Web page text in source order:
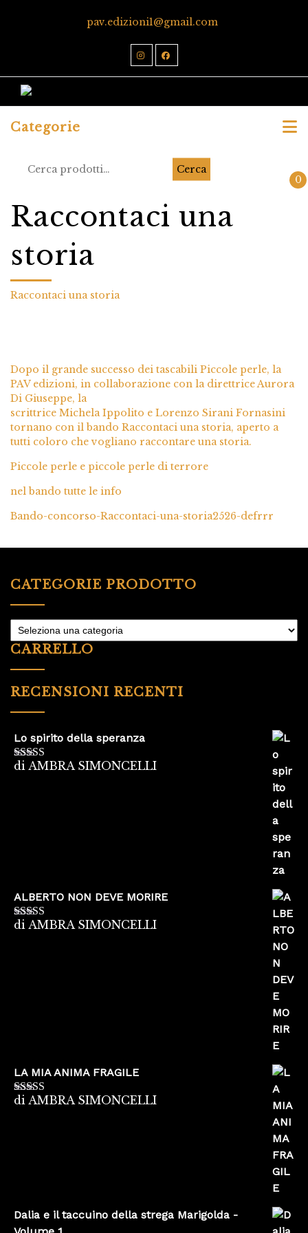
pav.edizioni1@gmail.com
Categorie
Cerca
0
Raccontaci una
storia
Raccontaci una storia
Dopo il grande successo dei tascabili Piccole perle, la
PAV edizioni, in collaborazione con la direttrice Aurora
Di Giuseppe, la
scrittrice Michela Ippolito e Lorenzo Sirani Fornasini
tornano con il bando Raccontaci una storia, aperto a
tutti coloro che vogliano raccontare una storia.
Piccole perle e piccole perle di terrore
nel bando tutte le info
Bando-concorso-Raccontaci-una-storia2526-defrrr
CATEGORIE PRODOTTO
CARRELLO
RECENSIONI RECENTI
Lo spirito della speranza
Valutato5su
di AMBRA SIMONCELLI
ALBERTO NON DEVE MORIRE
Valutato5su
di AMBRA SIMONCELLI
LA MIA ANIMA FRAGILE
Valutato5su
di AMBRA SIMONCELLI
Dalia e il taccuino della strega Marigolda -